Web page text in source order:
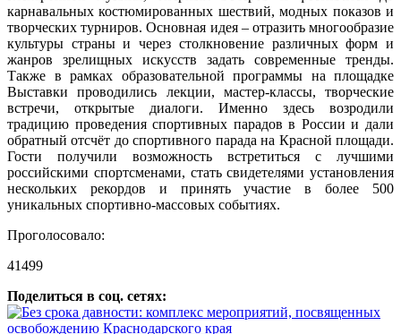
карнавальных костюмированных шествий, модных показов и
творческих турниров. Основная идея – отразить многообразие
культуры страны и через столкновение различных форм и
жанров зрелищных искусств задать современные тренды.
Также в рамках образовательной программы на площадке
Выставки проводились лекции, мастер-классы, творческие
встречи, открытые диалоги. Именно здесь возродили
традицию проведения спортивных парадов в России и дали
обратный отсчёт до спортивного парада на Красной площади.
Гости получили возможность встретиться с лучшими
российскими спортсменами, стать свидетелями установления
нескольких рекордов и принять участие в более 500
уникальных спортивно-массовых событиях.
Проголосовало:
41499
Поделиться в соц. сетях: